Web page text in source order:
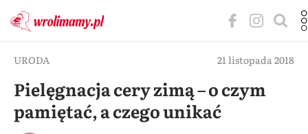
URODA 21 listopada 2018
Pielęgnacja cery zimą – o czym
pamiętać, a czego unikać